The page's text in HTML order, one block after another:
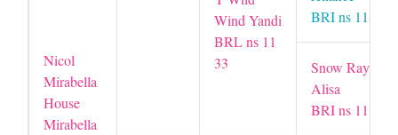
Nicol
Mirabella
House
Mirabella
Wind Yandi
BRL ns 11
33
BRI ns 11
Snow Ray
Alisa
BRI ns 11